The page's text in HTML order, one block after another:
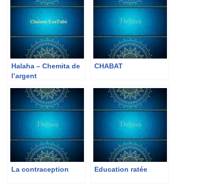
Halaha – Chemita de
l’argent
CHABAT
La contraception Education ratée